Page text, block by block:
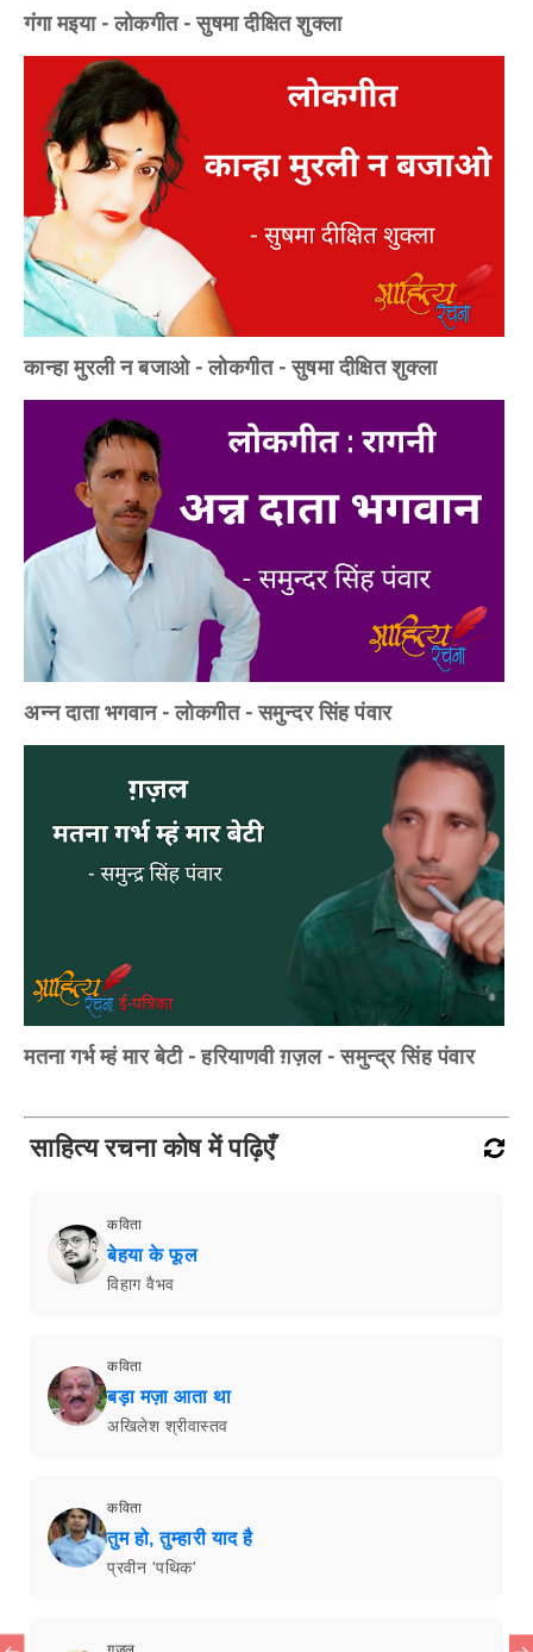
गंगा मइया - लोकगीत - सुषमा दीक्षित शुक्ला
कान्हा मुरली न बजाओ - लोकगीत - सुषमा दीक्षित शुक्ला
अन्न दाता भगवान - लोकगीत - समुन्दर सिंह पंवार
मतना गर्भ म्हं मार बेटी - हरियाणवी ग़ज़ल - समुन्द्र सिंह पंवार
साहित्य रचना कोष में पढ़िएँ
कविता
बेहया के फूल
विहाग वैभव
कविता
बड़ा मज़ा आता था
अखिलेश श्रीवास्तव
कविता
तुम हो, तुम्हारी याद है
प्रवीन 'पथिक'